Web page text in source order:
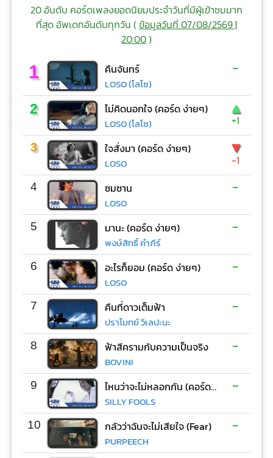
20 อันดับ คอร์ดเพลงยอดนิยมประจำวันที่มีผู้เข้าชมมาก
ที่สุด อัพเดทอันดับทุกวัน (ข้อมูลวันที่ 07/08/2569 |
20:00)
1 คืนจันทร์
LOSO (โลโซ)
-
2 ไม่คิดนอกใจ (คอร์ด ง่ายๆ)
LOSO (โลโซ)
▲
+1
3 ใจสั่งมา (คอร์ด ง่ายๆ)
LOSO
▼
-1
4 ซมซาน
LOSO
-
5 มานะ (คอร์ด ง่ายๆ)
พงษ์สิทธิ์ คำภีร์
-
6 อะไรก็ยอม (คอร์ด ง่ายๆ)
LOSO
-
7 คืนที่ดาวเต็มฟ้า
ปราโมทย์ วิเลปะนะ
-
8 ฟ้าสีครามกับความเป็นจริง
BOVINI
-
9 ไหนว่าจะไม่หลอกกัน (คอร์ด ง่ายๆ)
SILLY FOOLS
-
10 กลัวว่าฉันจะไม่เสียใจ (Fear)
PURPEECH
-